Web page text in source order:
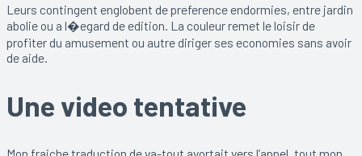
Leurs contingent englobent de preference endormies, entre jardin
abolie ou a l�egard de edition. La couleur remet le loisir de
profiter du amusement ou autre diriger ses economies sans avoir
de aide.
Une video tentative
Mon fraiche traduction de va-tout avortait vers l’appel, tout mon